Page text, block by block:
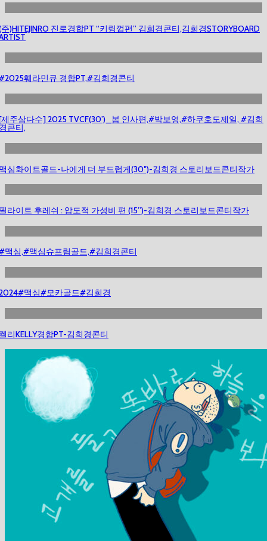
)HITEJINRO 진로경합PT “키링껍편” 김희경콘티,김희경STORYBOARD
훼라민큐 경합PT,#김희경콘티
주삼다수] 2025 TVCF(30’)_봄 인사편,#박보영,#하쿠호도제일, #김희
콘티,
심화이트골드-나에게 더 부드럽게(30″)-김희경 스토리보드콘티작가
라이트 후레쉬 : 압도적 가성비 편 (15”)-김희경 스토리보드콘티작가
맥심,#맥심슈프림골드,#김희경콘티
맥심#모카골드#김희경
리KELLY경합PT-김희경콘티